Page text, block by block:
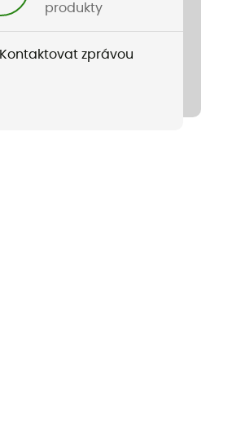
produkty
Kontaktovat zprávou